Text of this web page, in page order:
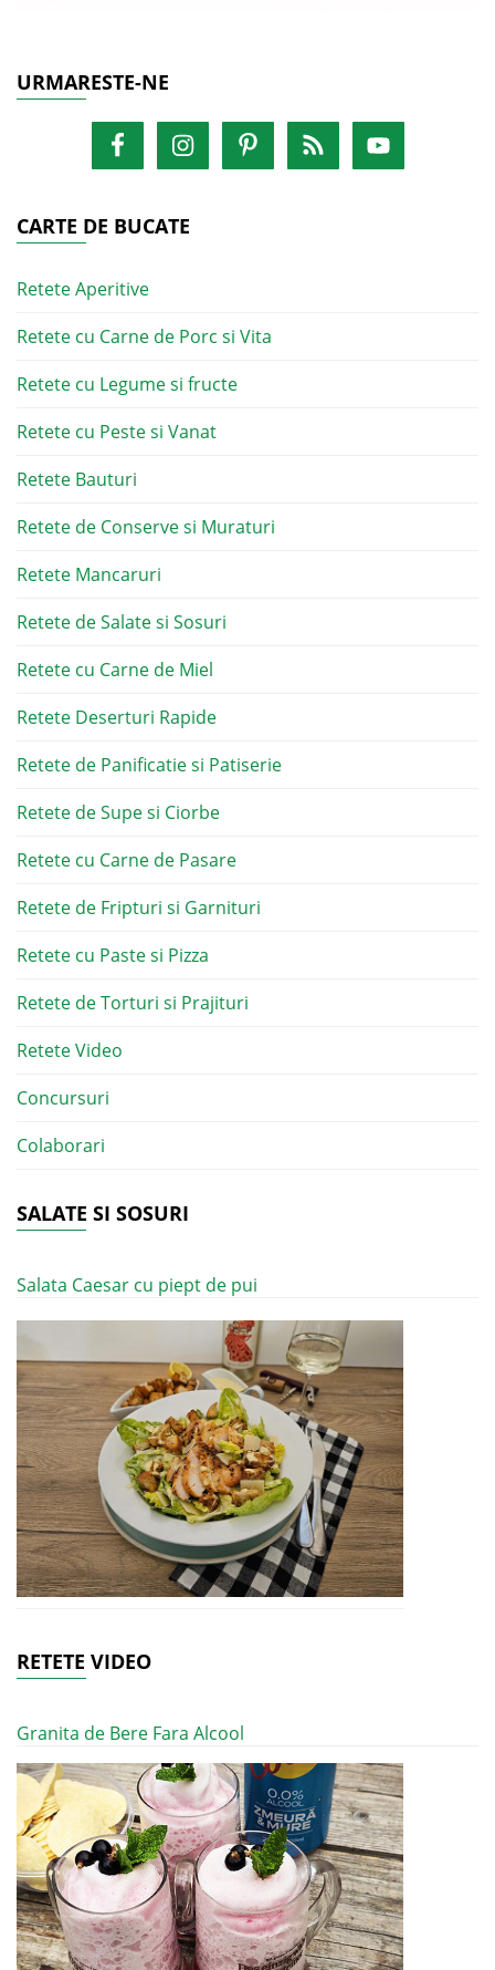
URMARESTE-NE
CARTE DE BUCATE
Retete Aperitive
Retete cu Carne de Porc si Vita
Retete cu Legume si fructe
Retete cu Peste si Vanat
Retete Bauturi
Retete de Conserve si Muraturi
Retete Mancaruri
Retete de Salate si Sosuri
Retete cu Carne de Miel
Retete Deserturi Rapide
Retete de Panificatie si Patiserie
Retete de Supe si Ciorbe
Retete cu Carne de Pasare
Retete de Fripturi si Garnituri
Retete cu Paste si Pizza
Retete de Torturi si Prajituri
Retete Video
Concursuri
Colaborari
SALATE SI SOSURI
Salata Caesar cu piept de pui
RETETE VIDEO
Granita de Bere Fara Alcool